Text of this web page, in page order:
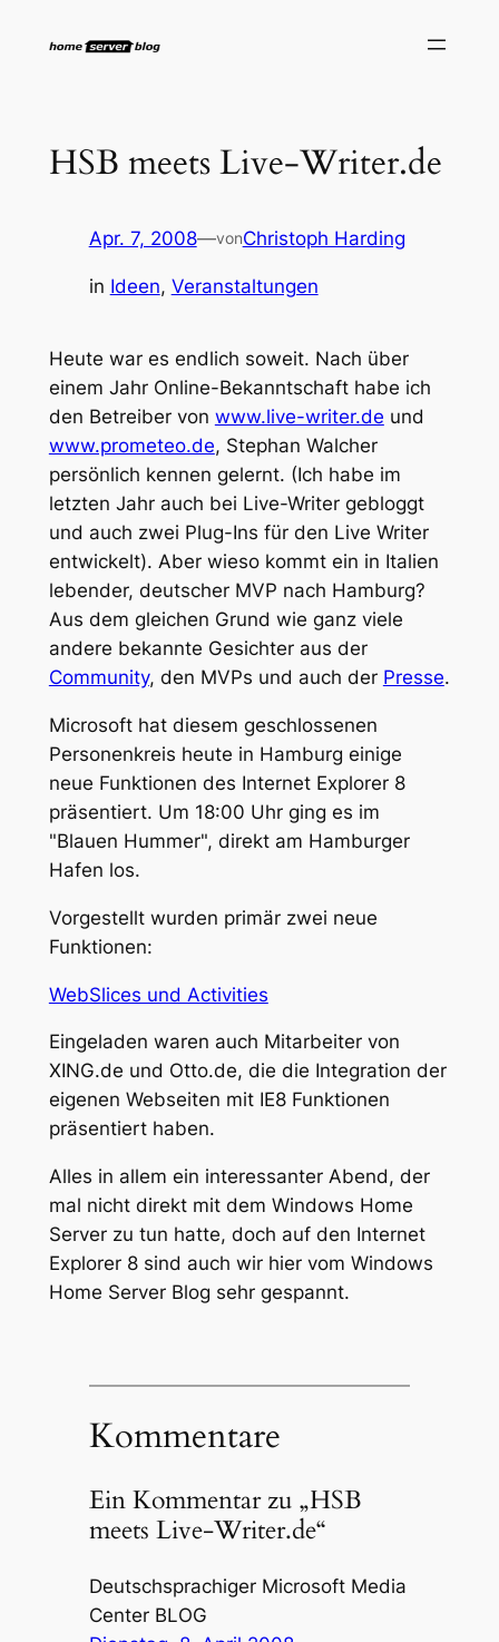
Inhalt
HSB meets Live-Writer.de
Apr. 7, 2008—vonChristoph Harding
in Ideen, Veranstaltungen
Heute war es endlich soweit. Nach über
einem Jahr Online-Bekanntschaft habe ich
den Betreiber von www.live-writer.de und
www.prometeo.de, Stephan Walcher
persönlich kennen gelernt. (Ich habe im
letzten Jahr auch bei Live-Writer gebloggt
und auch zwei Plug-Ins für den Live Writer
entwickelt). Aber wieso kommt ein in Italien
lebender, deutscher MVP nach Hamburg?
Aus dem gleichen Grund wie ganz viele
andere bekannte Gesichter aus der
Community, den MVPs und auch der Presse.
Microsoft hat diesem geschlossenen
Personenkreis heute in Hamburg einige
neue Funktionen des Internet Explorer 8
präsentiert. Um 18:00 Uhr ging es im
"Blauen Hummer", direkt am Hamburger
Hafen los.
Vorgestellt wurden primär zwei neue
Funktionen:
WebSlices und Activities
Eingeladen waren auch Mitarbeiter von
XING.de und Otto.de, die die Integration der
eigenen Webseiten mit IE8 Funktionen
präsentiert haben.
Alles in allem ein interessanter Abend, der
mal nicht direkt mit dem Windows Home
Server zu tun hatte, doch auf den Internet
Explorer 8 sind auch wir hier vom Windows
Home Server Blog sehr gespannt.
Kommentare
Ein Kommentar zu „HSB
meets Live-Writer.de“
Deutschsprachiger Microsoft Media
Center BLOG